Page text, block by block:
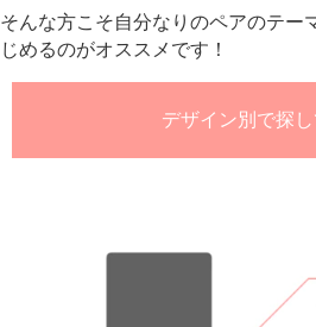
そんな方こそ自分なりのペアのテー
じめるのがオススメです！
デザイン別で探